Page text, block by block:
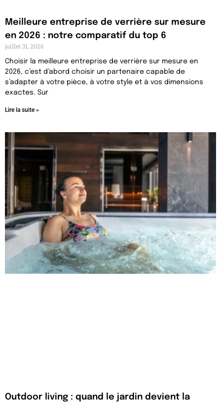
Meilleure entreprise de verrière sur mesure
en 2026 : notre comparatif du top 6
juillet 31, 2026
Choisir la meilleure entreprise de verrière sur mesure en
2026, c’est d’abord choisir un partenaire capable de
s’adapter à votre pièce, à votre style et à vos dimensions
exactes. Sur
Lire la suite »
Outdoor living : quand le jardin devient la